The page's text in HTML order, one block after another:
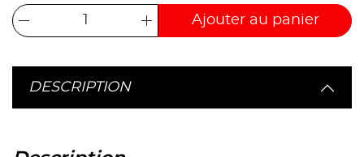
Ajouter au panier
DESCRIPTION